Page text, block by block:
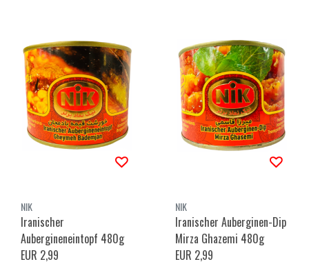
NIK
Iranischer
Aubergineneintopf 480g
EUR 2,99
NIK
Iranischer Auberginen-Dip
Mirza Ghazemi 480g
EUR 2,99